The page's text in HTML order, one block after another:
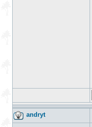
andryt